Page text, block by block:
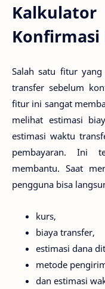
Kalkulator
Konfirmasi
Salah satu fitur
transfer sebelum
fitur ini sangat
melihat estimasi
estimasi waktu
pembayaran. Ini
membantu.Saat
pengguna bisa
kurs,
biaya transfer,
estimasi dana
metode
dan estimasi